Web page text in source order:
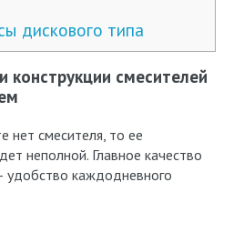
дискового типа
конструкции смесителей
нет смесителя, то ее
неполной. Главное качество
удобство каждодневного